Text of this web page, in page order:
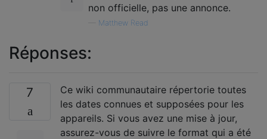
non officielle, pas une annonce.
Matthew Read
Réponses:
7
Ce wiki communautaire répertorie toutes
les dates connues et supposées pour les
appareils. Si vous avez une mise à jour,
assurez-vous de suivre le format qui a été